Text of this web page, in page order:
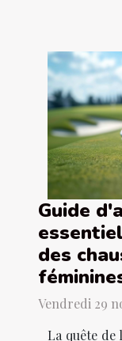
Guide
des
Vendredi 29
La quête de